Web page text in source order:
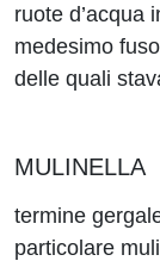
ruote d’acqua
medesimo
delle quali
MULINELLA
termine
particolare